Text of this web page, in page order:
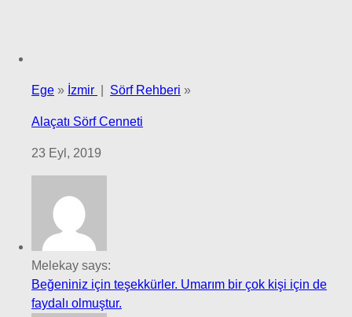
Ege » İzmir Sörf Rehberi »
Alaçatı Sörf Cenneti
23 Eyl, 2019
Melekay says:
Beğeniniz için teşekkürler. Umarım bir çok kişi için de
faydalı olmuştur.